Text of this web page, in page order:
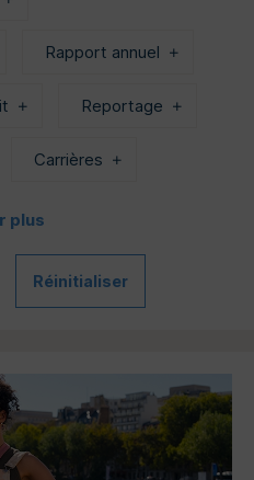
Rapport annuel
Reportage
Carrières
plus
Réinitialiser